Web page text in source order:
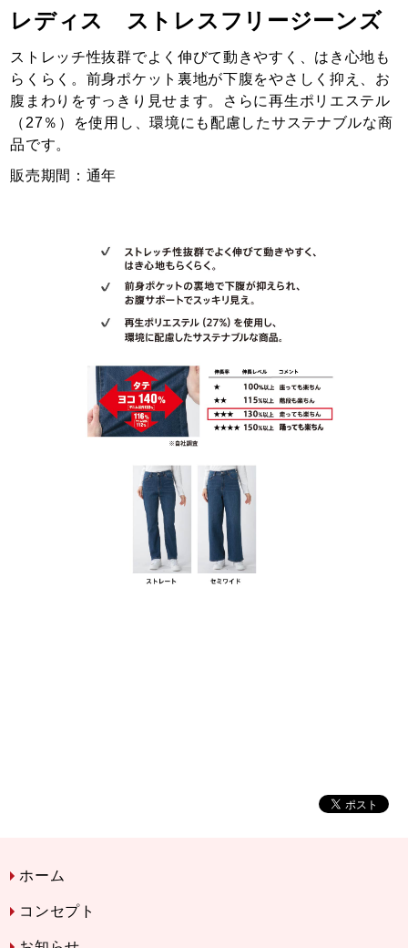
レディス ストレスフリージーンズ
ストレッチ性抜群でよく伸びて動きやすく、はき心地も
らくらく。前身ポケット裏地が下腹をやさしく抑え、お
腹まわりをすっきり見せます。さらに再生ポリエステル
（27％）を使用し、環境にも配慮したサステナブルな商
品です。
販売期間：通年
ホーム
コンセプト